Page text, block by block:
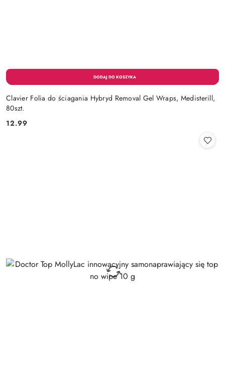
Clavier Folia do ściagania Hybryd Removal Gel Wraps, Medisterill,
80szt.
Cena:
12.99